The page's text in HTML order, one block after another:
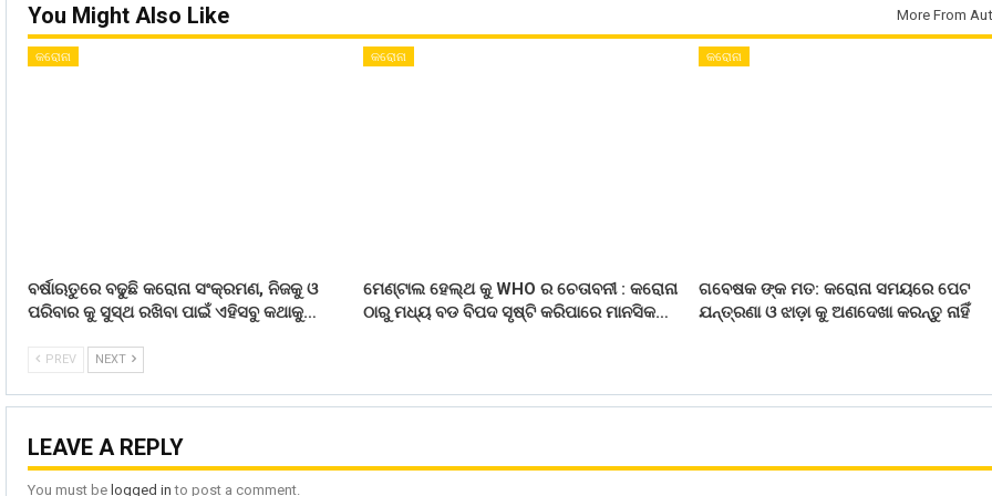
You Might Also Like More From
କରୋନା
ବର୍ଷାଋତୁରେ ବଢୁଛି କରୋନା ସଂକ୍ରମଣ, ନିଜକୁ ଓ
ପରିବାର କୁ ସୁସ୍ଥ ରଖିବା ପାଇଁ ଏହିସବୁ କଥାକୁ…
କରୋନା
ମେଣ୍ଟାଲ ହେଲ୍ଥ କୁ WHO ର ଚେତାବନୀ : କରୋନା
ଠାରୁ ମଧ୍ୟ ବଡ ବିପଦ ସୃଷ୍ଟି କରିପାରେ ମାନସିକ…
କରୋନା
ଗବେଷକ ଙ୍କ ମତ: କରୋନା ସମୟରେ ପେଟ
ଯନ୍ତ୍ରଣା ଓ ଝାଡ଼ା କୁ ଅଣଦେଖା କରନ୍ତୁ ନାହିଁ
PREV NEXT
LEAVE A REPLY
You must be logged in to post a comment.